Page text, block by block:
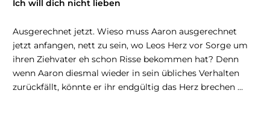
Ich will dich nicht lieben
Ausgerechnet jetzt. Wieso muss Aaron ausgerechnet
jetzt anfangen, nett zu sein, wo Leos Herz vor Sorge um
ihren Ziehvater eh schon Risse bekommen hat? Denn
wenn Aaron diesmal wieder in sein übliches Verhalten
zurückfällt, könnte er ihr endgültig das Herz brechen …